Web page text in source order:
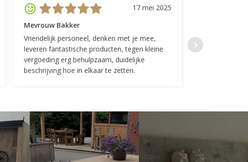
17 mei 2025
Mevrouw Bakker
Vriendelijk personeel, denken met je mee,
leveren fantastische producten, tegen kleine
vergoeding erg behulpzaam, duidelijke
beschrijving hoe in elkaar te zetten.
Top geregeld!
indelingen die